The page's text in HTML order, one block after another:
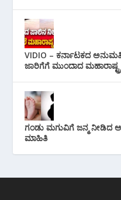
VIDIO – ಕರ್ನಾಟಕದ
ಜಾರಿಗೆಗೆ ಮುಂದಾದ
ಗಂಡು ಮಗುವಿಗೆ ಜನ್ಮ ನೀಡಿದ
ಮಾಹಿತಿ